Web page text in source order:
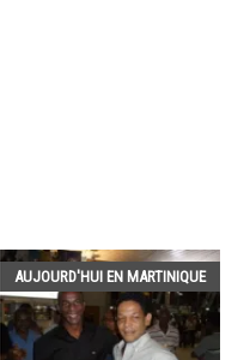
AUJOURD'HUI EN MARTINIQUE